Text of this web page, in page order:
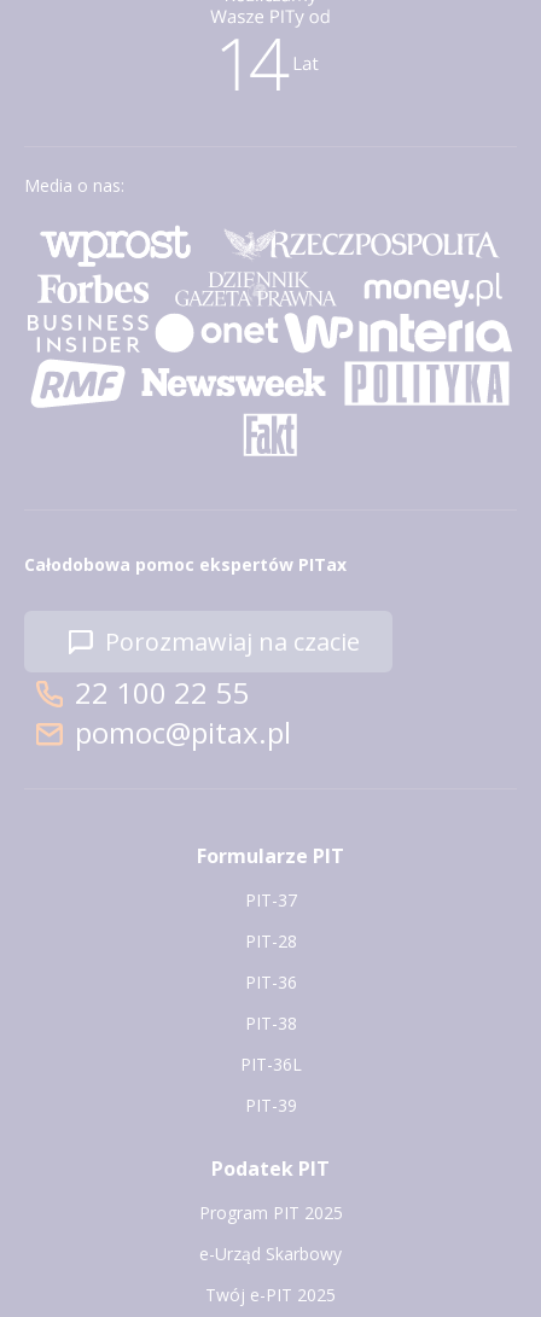
Media o nas:
Całodobowa pomoc ekspertów PITax
Porozmawiaj na czacie
22 100 22 55
pomoc@pitax.pl
Formularze PIT
PIT-37
PIT-28
PIT-36
PIT-38
PIT-36L
PIT-39
Podatek PIT
Program PIT 2025
e-Urząd Skarbowy
Twój e-PIT 2025